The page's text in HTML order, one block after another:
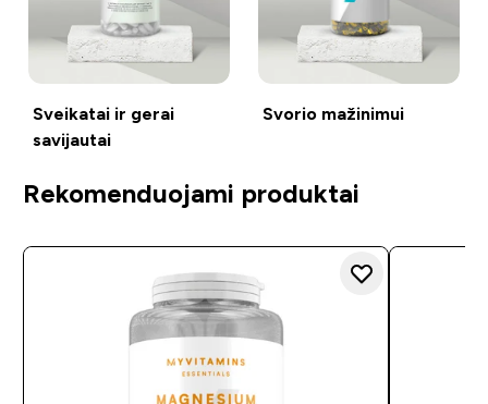
Sveikatai ir gerai
savijautai
Svorio mažinimui
Rekomenduojami produktai